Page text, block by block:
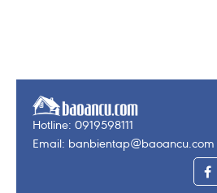
Hotline: 0919598111
Email: banbientap@baoancu.com